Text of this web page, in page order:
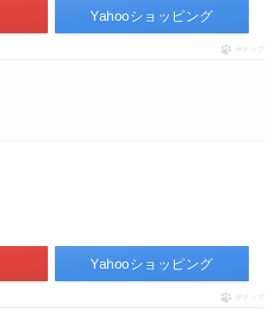
Yahooショッピング
ポチップ
Yahooショッピング
ポチップ